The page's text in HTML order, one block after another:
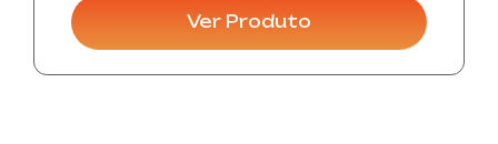
Ver Produto